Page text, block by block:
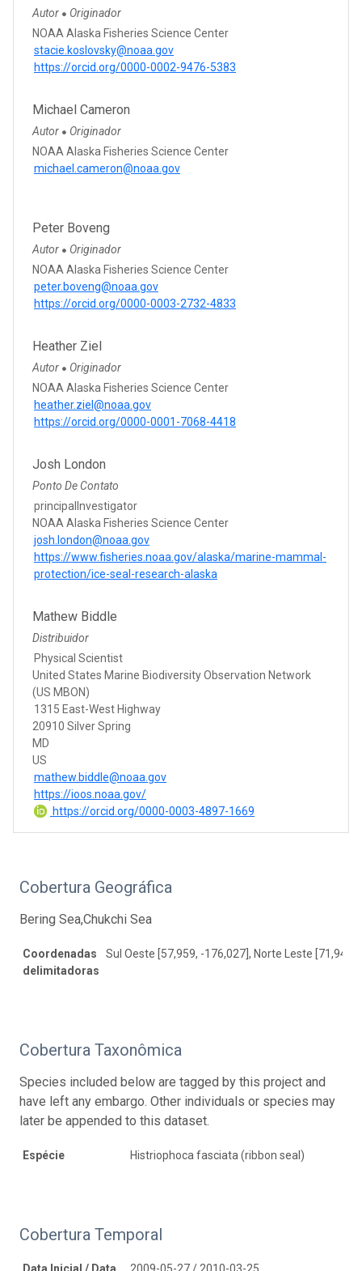
Autor ● Originador
NOAA Alaska Fisheries Science Center
stacie.koslovsky@noaa.gov
https://orcid.org/0000-0002-9476-5383
Michael Cameron
Autor ● Originador
NOAA Alaska Fisheries Science Center
michael.cameron@noaa.gov
Peter Boveng
Autor ● Originador
NOAA Alaska Fisheries Science Center
peter.boveng@noaa.gov
https://orcid.org/0000-0003-2732-4833
Heather Ziel
Autor ● Originador
NOAA Alaska Fisheries Science Center
heather.ziel@noaa.gov
https://orcid.org/0000-0001-7068-4418
Josh London
Ponto De Contato
principalInvestigator
NOAA Alaska Fisheries Science Center
josh.london@noaa.gov
https://www.fisheries.noaa.gov/alaska/marine-mammal-
protection/ice-seal-research-alaska
Mathew Biddle
Distribuidor
Physical Scientist
United States Marine Biodiversity Observation Network
(US MBON)
1315 East-West Highway
20910 Silver Spring
MD
US
mathew.biddle@noaa.gov
https://ioos.noaa.gov/
https://orcid.org/0000-0003-4897-1669
Cobertura Geográfica
Bering Sea,Chukchi Sea
Coordenadas
delimitadoras
Sul Oeste [57,959, -176,027], Norte Leste [71,944,
Cobertura Taxonômica
Species included below are tagged by this project and
have left any embargo. Other individuals or species may
later be appended to this dataset.
Espécie Histriophoca fasciata (ribbon seal)
Cobertura Temporal